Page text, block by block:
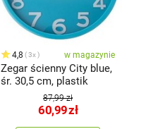
4,8 3x w magazynie
Zegar ścienny City blue,
śr. 30,5 cm, plastik
87,99 zł
60,99zł